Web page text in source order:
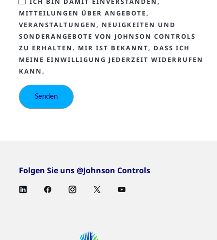
MITTEILUNGEN ÜBER ANGEBOTE,
VERANSTALTUNGEN, NEUIGKEITEN UND
SONDERANGEBOTE VON JOHNSON CONTROLS
ZU ERHALTEN. MIR IST BEKANNT, DASS ICH
MEINE EINWILLIGUNG JEDERZEIT WIDERRUFEN
KANN.
Folgen Sie uns @Johnson Controls